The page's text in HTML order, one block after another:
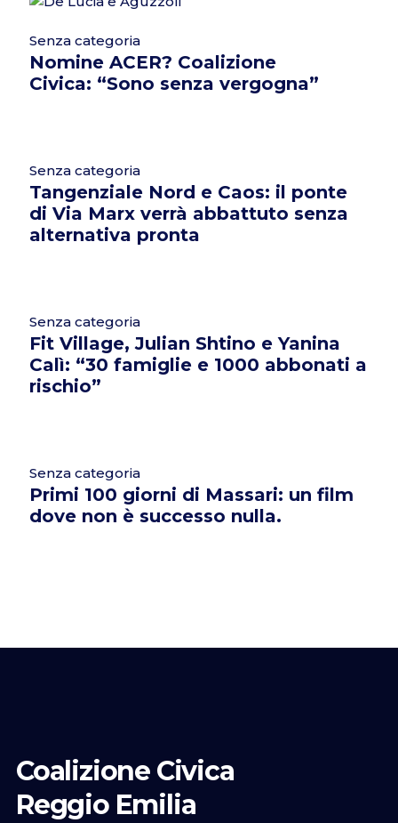
Senza categoria
Nomine ACER? Coalizione
Civica: “Sono senza vergogna”
Senza categoria
Tangenziale Nord e Caos: il ponte
di Via Marx verrà abbattuto senza
alternativa pronta
Senza categoria
Fit Village, Julian Shtino e Yanina
Calì: “30 famiglie e 1000 abbonati a
rischio”
Senza categoria
Primi 100 giorni di Massari: un film
dove non è successo nulla.
Coalizione Civica
Reggio Emilia